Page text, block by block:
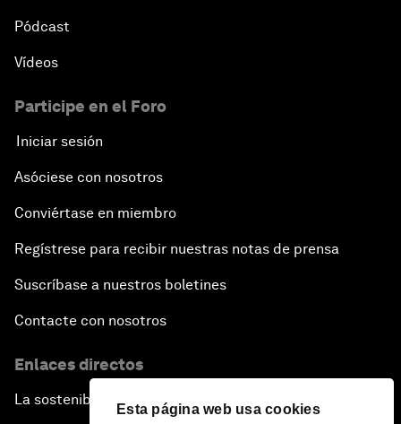
Esta página web usa cookies
Pódcast
Vídeos
Participe en el Foro
Iniciar sesión
Asóciese con nosotros
Conviértase en miembro
Regístrese para recibir nuestras notas de prensa
Suscríbase a nuestros boletines
Contacte con nosotros
Enlaces directos
La sostenibilidad en el Foro